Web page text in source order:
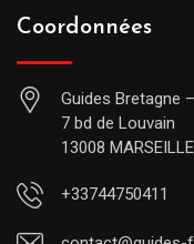
Coordonnées
Guides Bretagne
7 bd de Louvain
13008
+33744750411